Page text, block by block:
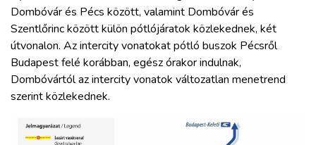
Dombóvár és Pécs között, valamint Dombóvár és
Szentlőrinc között külön pótlójáratok közlekednek, két
útvonalon. Az intercity vonatokat pótló buszok Pécsről
Budapest felé korábban, egész órakor indulnak,
Dombóvártól az intercity vonatok változatlan menetrend
szerint közlekednek.